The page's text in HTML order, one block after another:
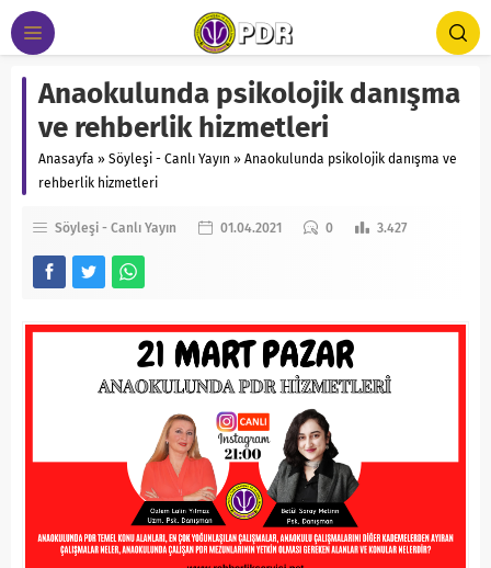
Anaokulunda psikolojik danışma
ve rehberlik hizmetleri
Anasayfa » Söyleşi - Canlı Yayın » Anaokulunda psikolojik danışma ve
rehberlik hizmetleri
Söyleşi - Canlı Yayın 01.04.2021 0 3.427